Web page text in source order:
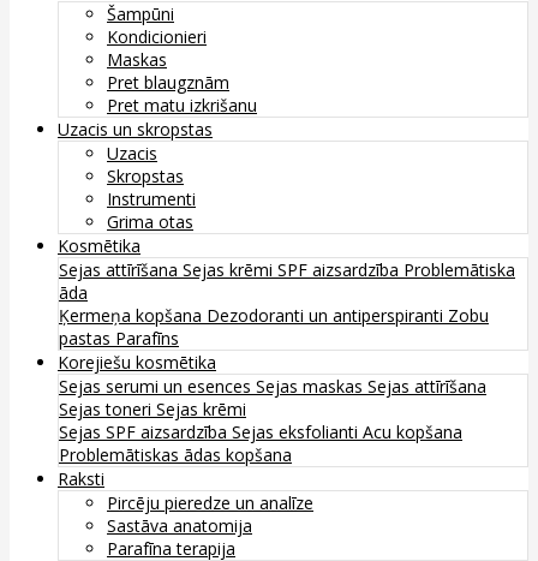
Šampūni
Kondicionieri
Maskas
Pret blaugznām
Pret matu izkrišanu
Uzacis un skropstas
Uzacis
Skropstas
Instrumenti
Grima otas
Kosmētika
Sejas attīrīšana Sejas krēmi SPF aizsardzība Problemātiska
āda
Ķermeņa kopšana Dezodoranti un antiperspiranti Zobu
pastas Parafīns
Korejiešu kosmētika
Sejas serumi un esences Sejas maskas Sejas attīrīšana
Sejas toneri Sejas krēmi
Sejas SPF aizsardzība Sejas eksfolianti Acu kopšana
Problemātiskas ādas kopšana
Raksti
Pircēju pieredze un analīze
Sastāva anatomija
Parafīna terapija